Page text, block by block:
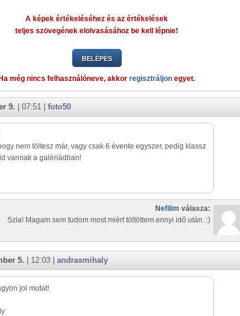
A képek értékeléséhez és az értékelések
teljes szövegének elolvasásához be kell lépnie!
BELÉPÉS
Ha még nincs felhasználóneve, akkor regisztráljon egyet.
9. | 07:51 | foto50
nem töltesz már, vagy csak 6 évente egyszer, pedig klassz
vannak a galériádban!
Nefilim válasza:
Szia! Magam sem tudom most miért töltöttem ennyi idő után. :)
5. | 12:03 | andrasmihaly
jol mutat!